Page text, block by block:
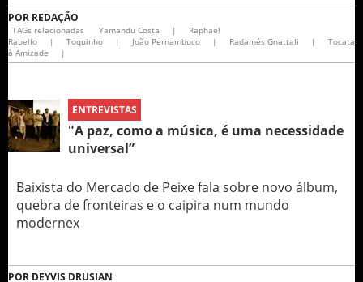
POR REDAÇÃO
TAGs relacionadas Yamandu Costa |
Raphael
Rabello
| Toquinho | João Pernambuco | Radamés Gnattali |
Tocata
à Amizade
|
ENTREVISTAS
"A paz, como a música, é uma necessidade
universal”
Baixista do Mercado de Peixe fala sobre novo álbum,
quebra de fronteiras e o caipira num mundo
modernex
POR DEYVIS DRUSIAN